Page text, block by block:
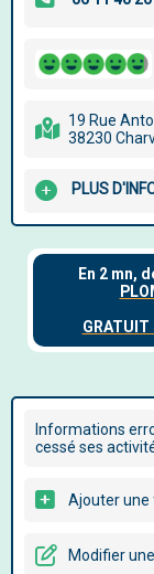
19 Rue
38230
PLUS
Informations
cessé ses
Ajouter une
Modifier